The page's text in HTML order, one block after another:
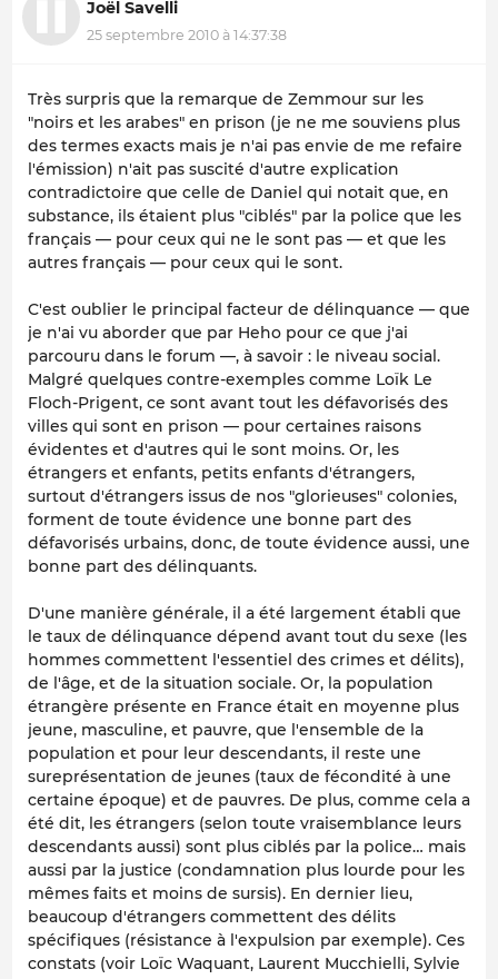
Joël Savelli
25 septembre 2010 à 14:37:38
Très surpris que la remarque de Zemmour sur les
"noirs et les arabes" en prison (je ne me souviens plus
des termes exacts mais je n'ai pas envie de me refaire
l'émission) n'ait pas suscité d'autre explication
contradictoire que celle de Daniel qui notait que, en
substance, ils étaient plus "ciblés" par la police que les
français — pour ceux qui ne le sont pas — et que les
autres français — pour ceux qui le sont.
C'est oublier le principal facteur de délinquance — que
je n'ai vu aborder que par Heho pour ce que j'ai
parcouru dans le forum —, à savoir : le niveau social.
Malgré quelques contre-exemples comme Loïk Le
Floch-Prigent, ce sont avant tout les défavorisés des
villes qui sont en prison — pour certaines raisons
évidentes et d'autres qui le sont moins. Or, les
étrangers et enfants, petits enfants d'étrangers,
surtout d'étrangers issus de nos "glorieuses" colonies,
forment de toute évidence une bonne part des
défavorisés urbains, donc, de toute évidence aussi, une
bonne part des délinquants.
D'une manière générale, il a été largement établi que
le taux de délinquance dépend avant tout du sexe (les
hommes commettent l'essentiel des crimes et délits),
de l'âge, et de la situation sociale. Or, la population
étrangère présente en France était en moyenne plus
jeune, masculine, et pauvre, que l'ensemble de la
population et pour leur descendants, il reste une
sureprésentation de jeunes (taux de fécondité à une
certaine époque) et de pauvres. De plus, comme cela a
été dit, les étrangers (selon toute vraisemblance leurs
descendants aussi) sont plus ciblés par la police… mais
aussi par la justice (condamnation plus lourde pour les
mêmes faits et moins de sursis). En dernier lieu,
beaucoup d'étrangers commettent des délits
spécifiques (résistance à l'expulsion par exemple). Ces
constats (voir Loïc Waquant, Laurent Mucchielli, Sylvie